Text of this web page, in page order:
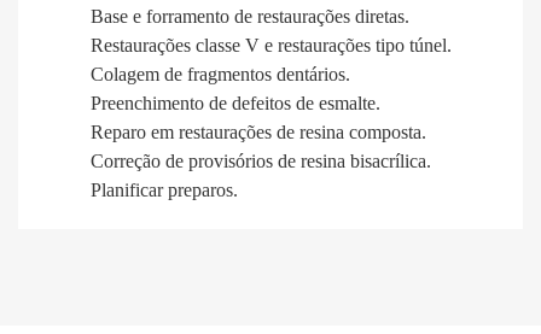
Base e forramento de restaurações diretas.
Restaurações classe V e restaurações tipo túnel.
Colagem de fragmentos dentários.
Preenchimento de defeitos de esmalte.
Reparo em restaurações de resina composta.
Correção de provisórios de resina bisacrílica.
Planificar preparos.